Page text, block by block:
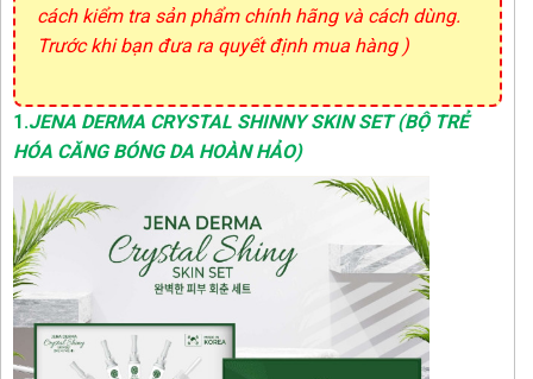
cách kiểm tra sản phẩm chính hãng và cách dùng.
Trước khi bạn đưa ra quyết định mua hàng )
1.JENA DERMA CRYSTAL SHINNY SKIN SET (BỘ TRẺ
HÓA CĂNG BÓNG DA HOÀN HẢO)